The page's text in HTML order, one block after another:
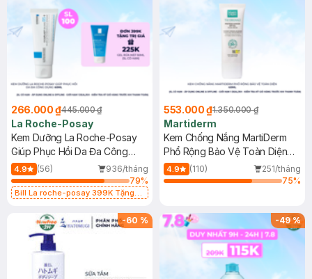
266.000 ₫445.000 ₫
La Roche-Posay
Kem Dưỡng La Roche-Posay
Giúp Phục Hồi Da Đa Công
Dụng 40ml
4.9 (56)
936/tháng
79%
Bill La roche-posay 399K Tặng
(SL có hạn)
553.000 ₫1.350.000 ₫
Martiderm
Kem Chống Nắng MartiDerm
Phổ Rộng Bảo Vệ Toàn Diện
40ml
4.9 (110)
251/tháng
75%
-60 % -49%